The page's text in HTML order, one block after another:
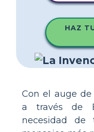
HAZ
Con el auge de
a través de
necesidad de